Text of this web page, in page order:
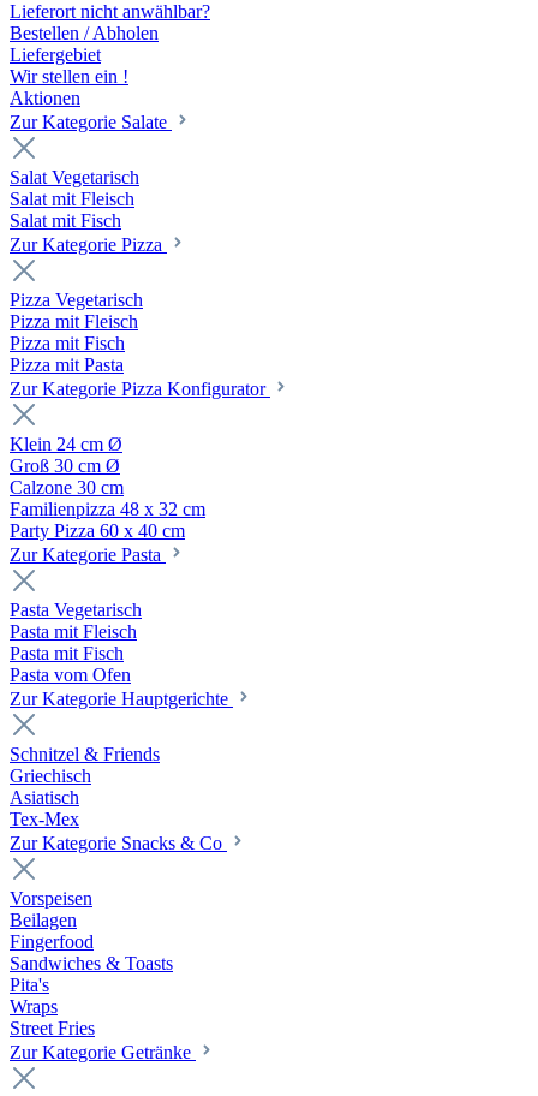
Lieferort nicht anwählbar?
Bestellen / Abholen
Liefergebiet
Wir stellen ein !
Aktionen
Zur Kategorie Salate
Salat Vegetarisch
Salat mit Fleisch
Salat mit Fisch
Zur Kategorie Pizza
Pizza Vegetarisch
Pizza mit Fleisch
Pizza mit Fisch
Pizza mit Pasta
Zur Kategorie Pizza Konfigurator
Klein 24 cm Ø
Groß 30 cm Ø
Calzone 30 cm
Familienpizza 48 x 32 cm
Party Pizza 60 x 40 cm
Zur Kategorie Pasta
Pasta Vegetarisch
Pasta mit Fleisch
Pasta mit Fisch
Pasta vom Ofen
Zur Kategorie Hauptgerichte
Schnitzel & Friends
Griechisch
Asiatisch
Tex-Mex
Zur Kategorie Snacks & Co
Vorspeisen
Beilagen
Fingerfood
Sandwiches & Toasts
Pita's
Wraps
Street Fries
Zur Kategorie Getränke